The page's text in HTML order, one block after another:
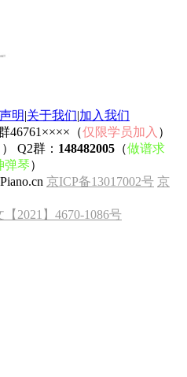
明|关于我们|加入我们
46761××××（仅限学员加入 ）
） Q2群： 148482005 （做谱求
弹琴）
京ICP备13017002号 京
2021】4670-1086号